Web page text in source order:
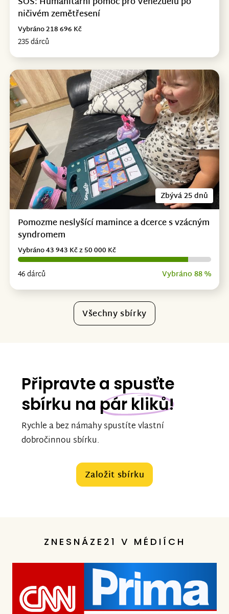
ničivém zemětřesení
235 dárců
Vybráno 218 696 Kč
Zbývá 25 dnů
Pomozme neslyšící mamince a dcerce s vzácným
syndromem
46 dárců Vybráno 88 %
Vybráno 43 943 Kč z 50 000 Kč
Všechny sbírky
Připravte a spusťte
sbírku na pár kliků!
Rychle a bez námahy spustíte vlastní
dobročinnou sbírku.
Založit sbírku
ZNESNÁZE21 V MÉDIÍCH